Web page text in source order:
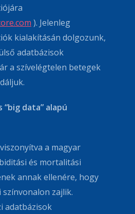
). Jelenleg
kialakításán dolgozunk,
adatbázisok
a szívelégtelen betegek
data” alapú
a magyar
és mortalitási
annak ellenére, hogy
zajlik.
adatbázisok